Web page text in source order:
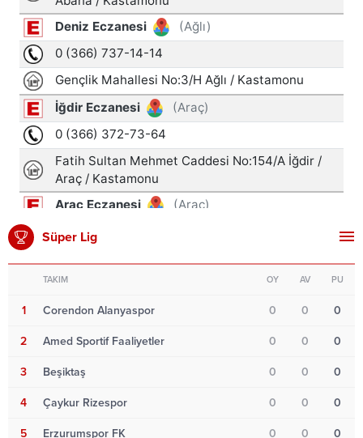
Süper Lig
TAKIM OY AV PU
1 Corendon Alanyaspor 0 0 0
2 Amed Sportif Faaliyetler 0 0 0
3 Beşiktaş 0 0 0
4 Çaykur Rizespor 0 0 0
5 Erzurumspor FK 0 0 0